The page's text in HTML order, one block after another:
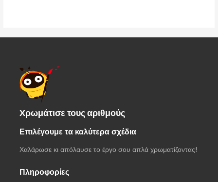
Χρωμάτισε τους αριθμούς
Επιλέγουμε τα καλύτερα σχέδια
Χαλάρωσε κι απόλαυσε το έργο σου απλά χρωματίζοντας!
Πληροφορίες